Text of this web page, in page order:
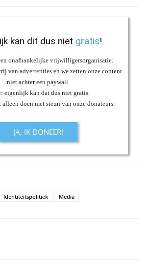
kan dit dus niet gratis!
onafhankelijke vrijwilligersorganisatie.
van advertenties en we zetten onze content
niet achter een paywall.
eigenlijk kan dat dus niet gratis.
doen met steun van onze donateurs.
JA, IK DONEER!
Identiteitspolitiek Media